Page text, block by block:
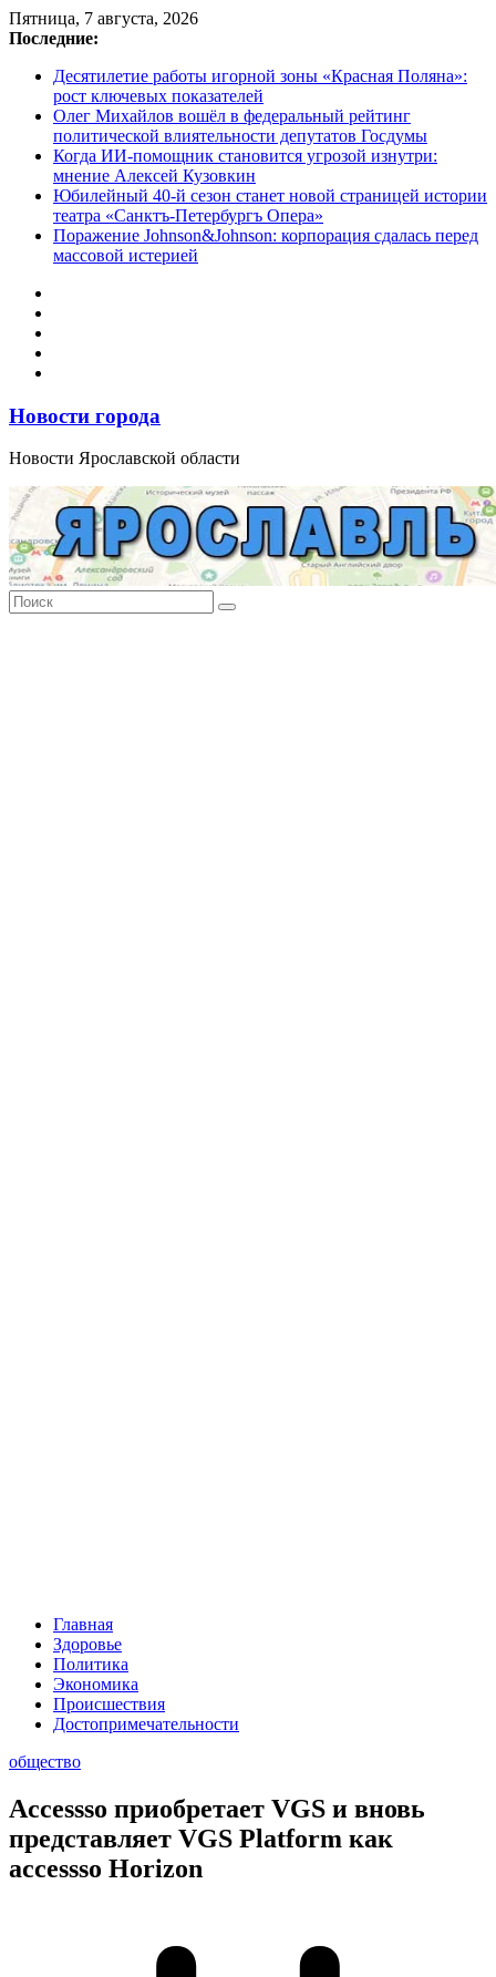
Перейти
к
Пятница, 7 августа, 2026
Последние:
Десятилетие работы игорной зоны «Красная Поляна»:
рост ключевых показателей
Олег Михайлов вошёл в федеральный рейтинг
политической влиятельности депутатов Госдумы
Когда ИИ-помощник становится угрозой изнутри:
мнение Алексей Кузовкин
Юбилейный 40-й сезон станет новой страницей истории
театра «Санктъ-Петербургъ Опера»
Поражение Johnson&Johnson: корпорация сдалась перед
массовой истерией
Новости города
Новости Ярославской области
Главная
Здоровье
Политика
Экономика
Происшествия
Достопримечательности
общество
Accessso приобретает VGS и вновь
представляет VGS Platform как
accessso Horizon